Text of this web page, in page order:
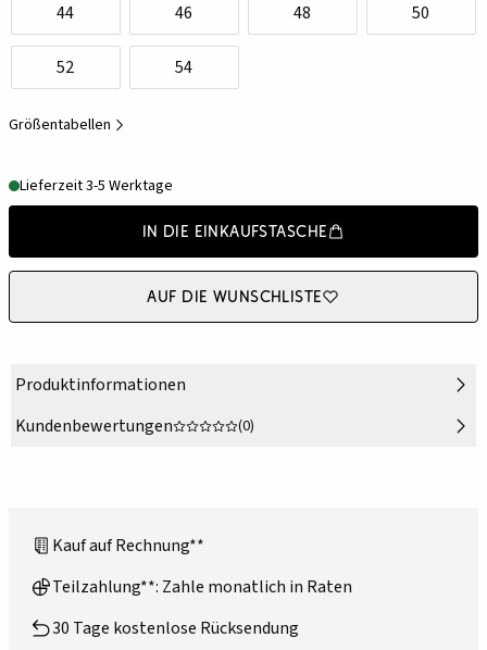
44 46 48 50
52 54
Größentabellen
Lieferzeit 3-5 Werktage
In die Einkaufstasche
Auf die Wunschliste
Produktinformationen
Kundenbewertungen
(0)
Kauf auf Rechnung**
Teilzahlung**: Zahle monatlich in Raten
30 Tage kostenlose Rücksendung